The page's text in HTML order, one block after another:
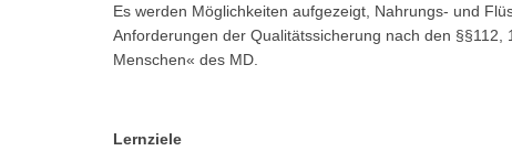
Es werden Möglichkeiten aufgezeigt, Nahrungs- und
Anforderungen der Qualitätssicherung nach den
Menschen« des MD.
Lernziele